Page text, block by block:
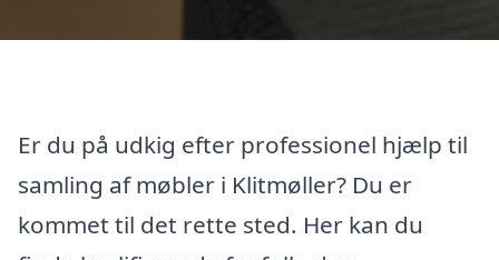
Er du på udkig efter professionel hjælp til
samling af møbler i Klitmøller? Du er
kommet til det rette sted. Her kan du